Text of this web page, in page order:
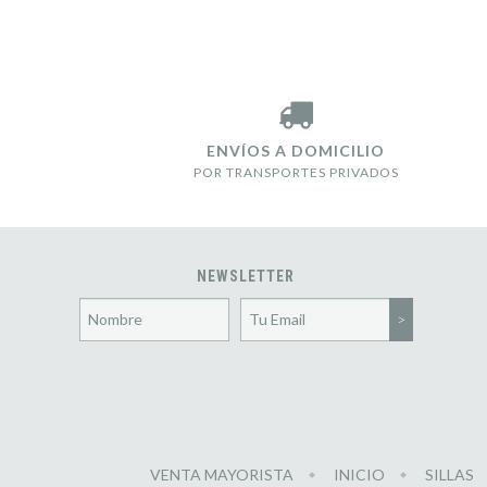
ENVÍOS A DOMICILIO
POR TRANSPORTES PRIVADOS
NEWSLETTER
VENTA MAYORISTA INICIO SILLAS